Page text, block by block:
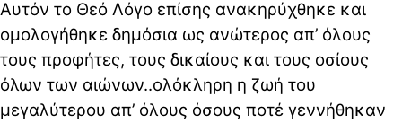
Αυτόν το Θεό Λόγο επίσης ανακηρύχθηκε και
ομολογήθηκε δημόσια ως ανώτερος απ’ όλους
τους προφήτες, τους δικαίους και τους οσίους
όλων των αιώνων..ολόκληρη η ζωή του
μεγαλύτερου απ’ όλους όσους ποτέ γεννήθηκαν